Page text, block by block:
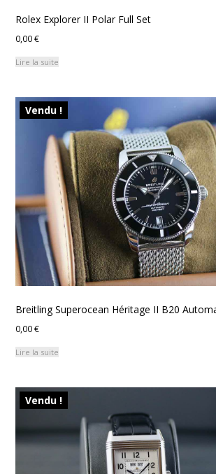
Rolex Explorer II Polar Full Set
0,00€
Lire la suite
Vendu !
Breitling Superocean Héritage II B20
0,00€
Lire la suite
Vendu !